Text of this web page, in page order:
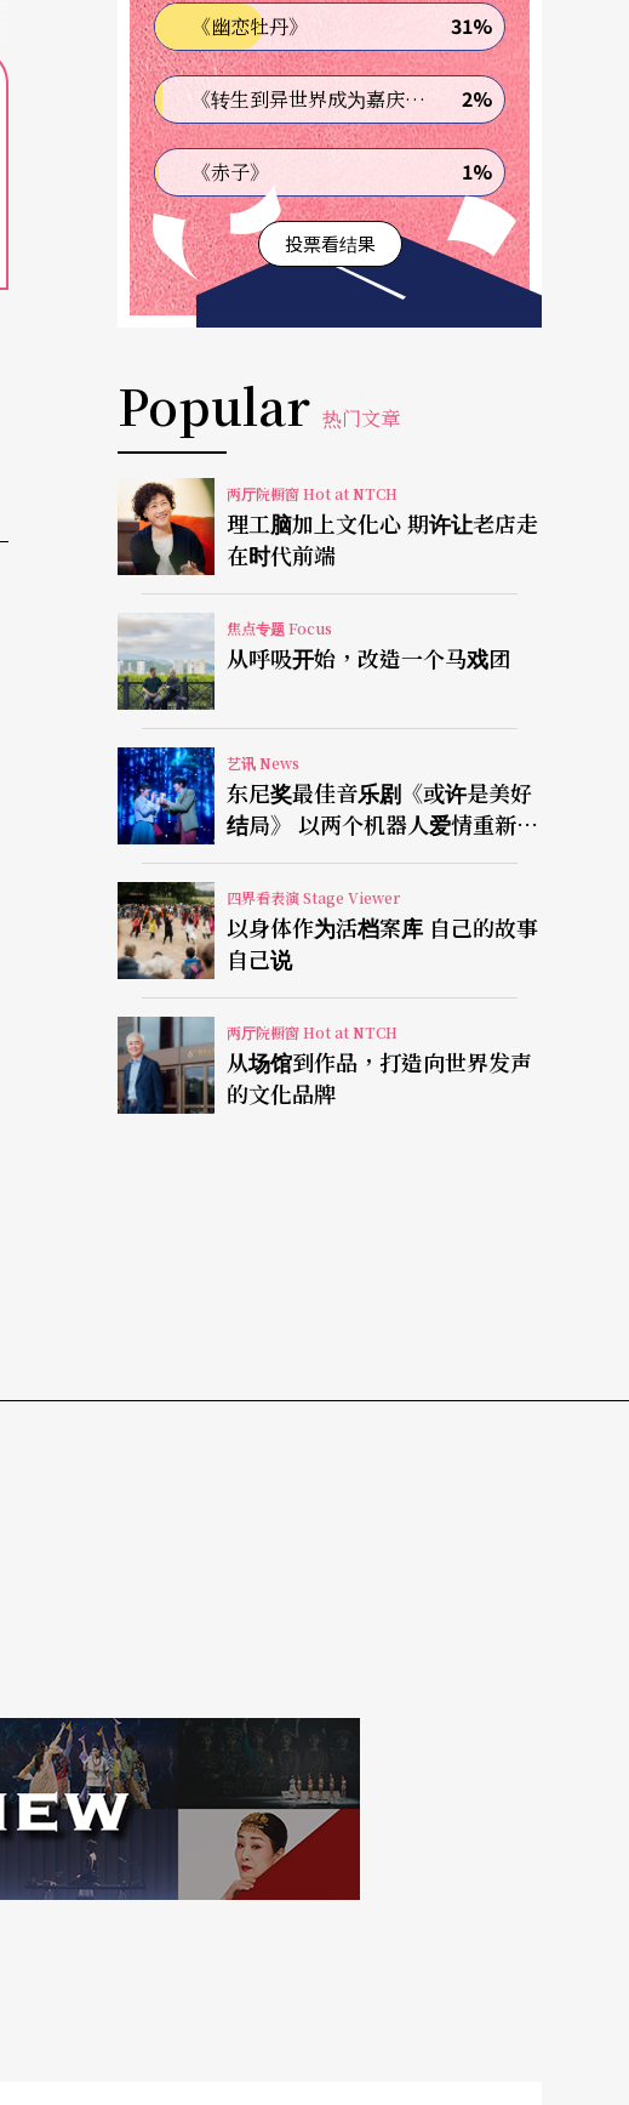
《幽恋牡丹》 31%
《转生到异世界成为嘉庆君—发现我的祖先是诈骗集团!?》 2%
《赤子》 1%
投票看结果
Popular 热门文章
两厅院橱窗 Hot at NTCH
理工脑加上文化心 期许让老店走
在时代前端
焦点专题 Focus
从呼吸开始，改造一个马戏团
艺讯 News
东尼奖最佳音乐剧《或许是美好
结局》 以两个机器人爱情重新凝
视有限人生
四界看表演 Stage Viewer
以身体作为活档案库 自己的故事
自己说
两厅院橱窗 Hot at NTCH
从场馆到作品，打造向世界发声
的文化品牌